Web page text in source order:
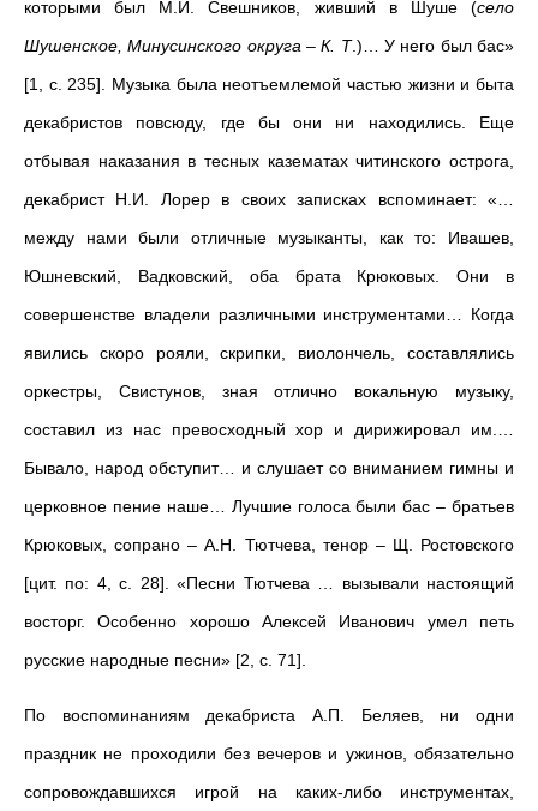
которыми был М.И. Свешников, живший в Шуше (село
Шушенское, Минусинского округа – К. Т.)… У него был бас»
[1, с. 235]. Музыка была неотъемлемой частью жизни и быта
декабристов повсюду, где бы они ни находились. Еще
отбывая наказания в тесных казематах читинского острога,
декабрист Н.И. Лорер в своих записках вспоминает: «…
между нами были отличные музыканты, как то: Ивашев,
Юшневский, Вадковский, оба брата Крюковых. Они в
совершенстве владели различными инструментами… Когда
явились скоро рояли, скрипки, виолончель, составлялись
оркестры, Свистунов, зная отлично вокальную музыку,
составил из нас превосходный хор и дирижировал им.…
Бывало, народ обступит… и слушает со вниманием гимны и
церковное пение наше… Лучшие голоса были бас – братьев
Крюковых, сопрано – А.Н. Тютчева, тенор – Щ. Ростовского
[цит. по: 4, с. 28]. «Песни Тютчева … вызывали настоящий
восторг. Особенно хорошо Алексей Иванович умел петь
русские народные песни» [2, с. 71].
По воспоминаниям декабриста А.П. Беляев, ни одни
праздник не проходили без вечеров и ужинов, обязательно
сопровождавшихся игрой на каких-либо инструментах,